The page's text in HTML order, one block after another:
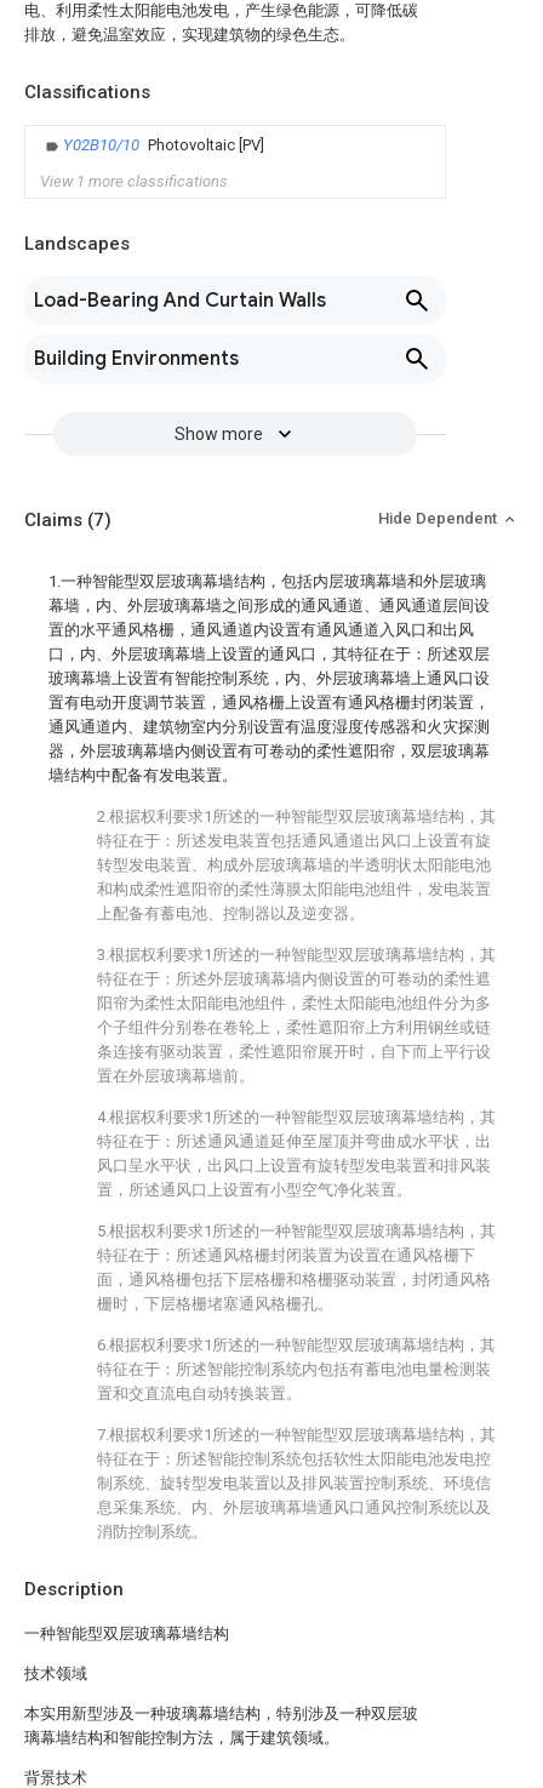
电、利用柔性太阳能电池发电，产生绿色能源，可降低碳
排放，避免温室效应，实现建筑物的绿色生态。
Classifications
Y02B10/10 Photovoltaic [PV]
View 1 more classifications
Landscapes
Load-Bearing And Curtain Walls
Building Environments
Show more
Description
一种智能型双层玻璃幕墙结构
技术领域
本实用新型涉及一种玻璃幕墙结构，特别涉及一种双层玻
璃幕墙结构和智能控制方法，属于建筑领域。
背景技术
Claims (7) Hide Dependent
1.一种智能型双层玻璃幕墙结构，包括内层玻璃幕墙和外层玻璃
幕墙，内、外层玻璃幕墙之间形成的通风通道、通风通道层间设
置的水平通风格栅，通风通道内设置有通风通道入风口和出风
口，内、外层玻璃幕墙上设置的通风口，其特征在于：所述双层
玻璃幕墙上设置有智能控制系统，内、外层玻璃幕墙上通风口设
置有电动开度调节装置，通风格栅上设置有通风格栅封闭装置，
通风通道内、建筑物室内分别设置有温度湿度传感器和火灾探测
器，外层玻璃幕墙内侧设置有可卷动的柔性遮阳帘，双层玻璃幕
墙结构中配备有发电装置。
2.根据权利要求1所述的一种智能型双层玻璃幕墙结构，其
特征在于：所述发电装置包括通风通道出风口上设置有旋
转型发电装置、构成外层玻璃幕墙的半透明状太阳能电池
和构成柔性遮阳帘的柔性薄膜太阳能电池组件，发电装置
上配备有蓄电池、控制器以及逆变器。
3.根据权利要求1所述的一种智能型双层玻璃幕墙结构，其
特征在于：所述外层玻璃幕墙内侧设置的可卷动的柔性遮
阳帘为柔性太阳能电池组件，柔性太阳能电池组件分为多
个子组件分别卷在卷轮上，柔性遮阳帘上方利用钢丝或链
条连接有驱动装置，柔性遮阳帘展开时，自下而上平行设
置在外层玻璃幕墙前。
4.根据权利要求1所述的一种智能型双层玻璃幕墙结构，其
特征在于：所述通风通道延伸至屋顶并弯曲成水平状，出
风口呈水平状，出风口上设置有旋转型发电装置和排风装
置，所述通风口上设置有小型空气净化装置。
5.根据权利要求1所述的一种智能型双层玻璃幕墙结构，其
特征在于：所述通风格栅封闭装置为设置在通风格栅下
面，通风格栅包括下层格栅和格栅驱动装置，封闭通风格
栅时，下层格栅堵塞通风格栅孔。
6.根据权利要求1所述的一种智能型双层玻璃幕墙结构，其
特征在于：所述智能控制系统内包括有蓄电池电量检测装
置和交直流电自动转换装置。
7.根据权利要求1所述的一种智能型双层玻璃幕墙结构，其
特征在于：所述智能控制系统包括软性太阳能电池发电控
制系统、旋转型发电装置以及排风装置控制系统、环境信
息采集系统、内、外层玻璃幕墙通风口通风控制系统以及
消防控制系统。